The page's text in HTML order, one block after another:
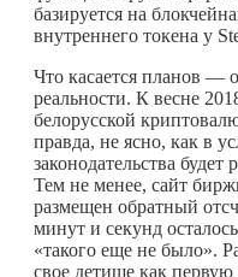
базируется на
внутреннего токена у
Что касается планов —
реальности. К весне
белорусской
правда, не ясно, как в
законодательства будет
Тем не менее, сайт
размещен обратный
минут и секунд
«такого еще не было».
свое детище как